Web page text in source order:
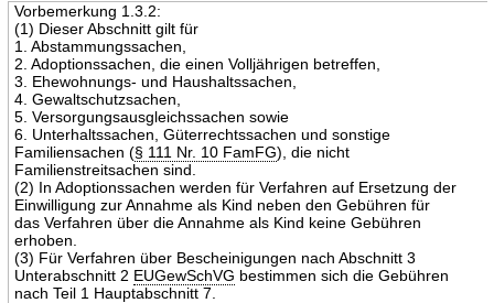
Vorbemerkung 1.3.2:
(1) Dieser Abschnitt gilt für
1. Abstammungssachen,
2. Adoptionssachen, die einen Volljährigen betreffen,
3. Ehewohnungs- und Haushaltssachen,
4. Gewaltschutzsachen,
5. Versorgungsausgleichssachen sowie
6. Unterhaltssachen, Güterrechtssachen und sonstige
Familiensachen (§ 111 Nr. 10 FamFG), die nicht
Familienstreitsachen sind.
(2) In Adoptionssachen werden für Verfahren auf Ersetzung der
Einwilligung zur Annahme als Kind neben den Gebühren für
das Verfahren über die Annahme als Kind keine Gebühren
erhoben.
(3) Für Verfahren über Bescheinigungen nach Abschnitt 3
Unterabschnitt 2 EUGewSchVG bestimmen sich die Gebühren
nach Teil 1 Hauptabschnitt 7.